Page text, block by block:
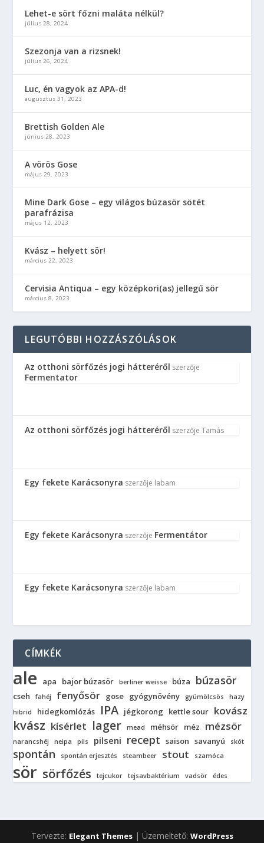
Lehet-e sört főzni maláta nélkül?
július 28, 2024
Szezonja van a rizsnek!
július 26, 2024
Luc, én vagyok az APA-d!
augusztus 31, 2023
Brettish Golden Ale
június 28, 2023
A vörös Gose
május 29, 2023
Mine Dark Gose – egy világos búzasör sötét
parafrázisa
május 12, 2023
Kvász – helyett sör!
március 22, 2023
Cervisia Antiqua – egy középkori(as) jellegű sör
március 8, 2023
LEGUTÓBBI HOZZÁSZÓLÁSOK
Az otthoni sörfőzés jogi hátteréről szerzője
Fermentator
Az otthoni sörfőzés jogi hátteréről szerzőjeTamás
Egy fekete Karácsonyra szerzője labam
Egy fekete Karácsonyra szerzője Fermentátor
Egy fekete Karácsonyra szerzője labam
CÍMKÉK
ale apa bajor búzasör berliner weisse búza búzasör
cseh fahéj fenyősör gose gyógynövény gyümölcsös
hazy
hibrid
hidegkomlózás IPA jégkorong kettle sour kovász
kvász kísérlet lager mead méhsör méz mézsör
narancshéj neipa pils pilseni recept saison savanyú skót
spontán spontán erjesztés steambeer stout szamóca
sör sörfőzés tejcukor tejsavbaktérium vadsör édes
Tervezte: Elegant Themes| Üzemeltető: WordPress